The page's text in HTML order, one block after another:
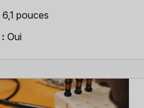
6,1 pouces
Oui